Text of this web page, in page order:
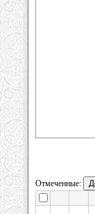
Отмеченные: